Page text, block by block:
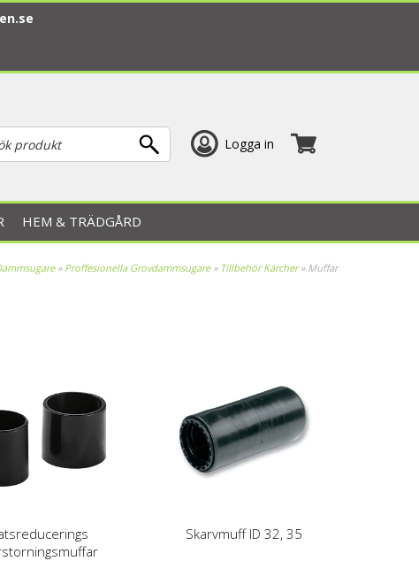
Logga in
HEM & TRÄDGÅRD
» Proffesionella Grovdammsugare» Tillbehör Kärcher» Muffar
Skarvmuff ID 32, 35